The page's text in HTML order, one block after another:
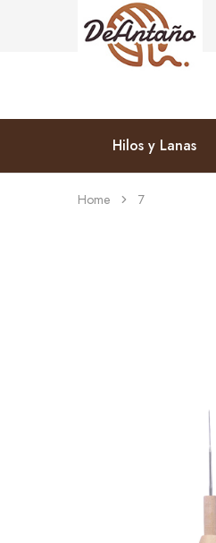
Antaño
&
Hilos y Lanas
Home 7